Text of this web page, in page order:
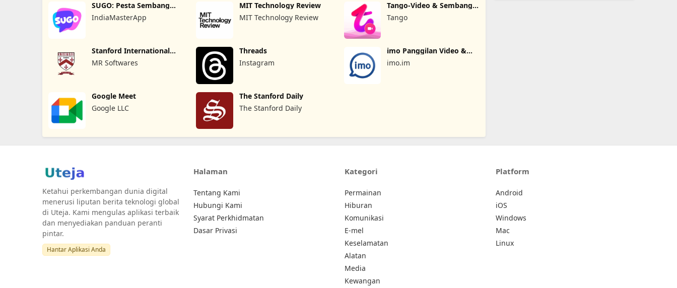
SUGO: Pesta Sembang
Suara
IndiaMasterApp
MIT Technology Review
MIT Technology Review
Tango-Video & Sembang
Langsung
Tango
Stanford International
School
MR Softwares
Threads
Instagram
imo Panggilan Video &
Teks
imo.im
Google Meet
Google LLC
The Stanford Daily
The Stanford Daily
Ketahui perkembangan dunia digital
menerusi liputan berita teknologi global
di Uteja. Kami mengulas aplikasi terbaik
dan menyediakan panduan peranti
pintar.
Hantar Aplikasi Anda
Halaman
Tentang Kami
Hubungi Kami
Syarat Perkhidmatan
Dasar Privasi
Kategori
Permainan
Hiburan
Komunikasi
E-mel
Keselamatan
Alatan
Media
Kewangan
Platform
Android
iOS
Windows
Mac
Linux